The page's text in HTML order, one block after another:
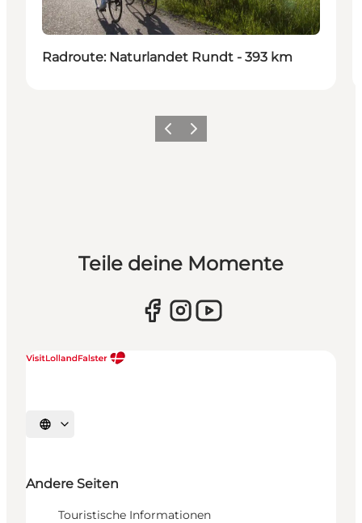
Radroute: Naturlandet Rundt - 393 km
ZurückWeiter
Teile deine Momente
Sprache auswählen
Andere Seiten
Touristische Informationen